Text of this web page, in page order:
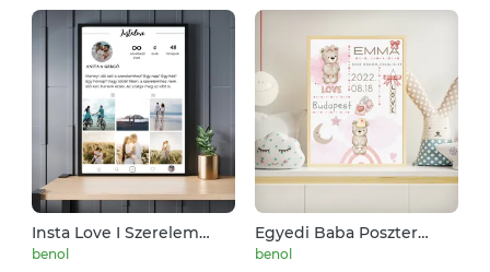
Insta Love I Szerelem
Poster
benol
Egyedi Baba Poszter
Macis
benol